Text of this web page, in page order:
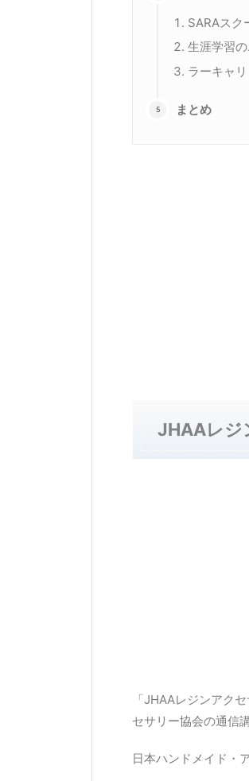
SARAスク
生涯学習
ラーキャ
まとめ
JHAAレジ
「JHAAレジンアク
セサリー協会の通信
日本ハンドメイド・